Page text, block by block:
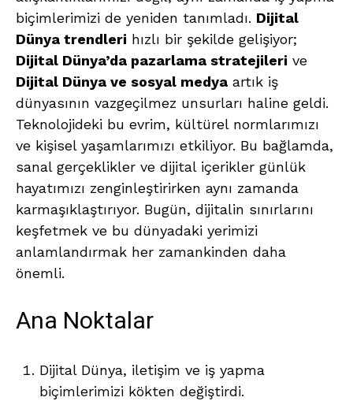
biçimlerimizi de yeniden tanımladı. Dijital
Dünya trendleri hızlı bir şekilde gelişiyor;
Dijital Dünya’da pazarlama stratejileri ve
Dijital Dünya ve sosyal medya artık iş
dünyasının vazgeçilmez unsurları haline geldi.
Teknolojideki bu evrim, kültürel normlarımızı
ve kişisel yaşamlarımızı etkiliyor. Bu bağlamda,
sanal gerçeklikler ve dijital içerikler günlük
hayatımızı zenginleştirirken aynı zamanda
karmaşıklaştırıyor. Bugün, dijitalin sınırlarını
keşfetmek ve bu dünyadaki yerimizi
anlamlandırmak her zamankinden daha
önemli.
Ana Noktalar
Dijital Dünya, iletişim ve iş yapma
biçimlerimizi kökten değiştirdi.